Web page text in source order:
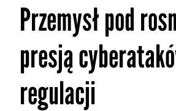
Przemysł pod
presją
regulacji